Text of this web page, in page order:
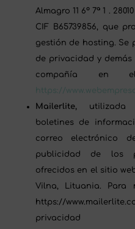
Almagro 11 6º 7ª 1 .
CIF B65739856, que
gestión de hosting. Se
de privacidad y
compañía en
https://
Mailerlite,
boletines de
correo electrónico
publicidad de los
ofrecidos en el sitio
Vilna, Lituania. Para
https://
privacidad